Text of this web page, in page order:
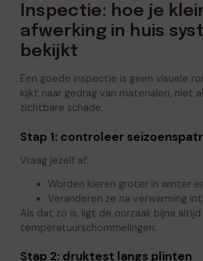
Inspectie: hoe je
afwerking in huis
bekijkt
Een goede inspectie is geen visuele
kijkt naar gedrag van materialen, niet
zichtbare schade.
Stap 1: controleer
Vraag jezelf af:
Worden kieren groter in winter
Veranderen ze na verwarming
Als dat zo is, ligt de oorzaak bijna
temperatuurschommelingen.
Stap 2: druktest langs plinten